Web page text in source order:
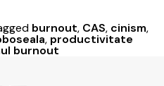
burnout, CAS, cinism,
, productivitate
burnout